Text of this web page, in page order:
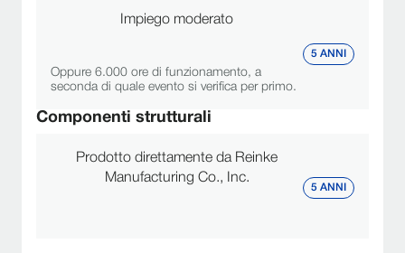
Impiego moderato
Oppure 6.000 ore di funzionamento, a
seconda di quale evento si verifica per primo.
5 ANNI
Componenti strutturali
Prodotto direttamente da Reinke
Manufacturing Co., Inc.
5 ANNI